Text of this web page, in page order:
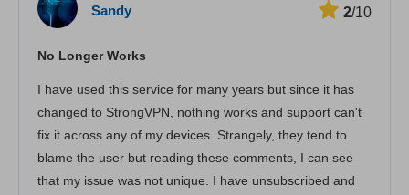
Підтримка клієнтів
Sandy 2/10
No Longer Works
I have used this service for many years but since it has
changed to StrongVPN, nothing works and support can't
fix it across any of my devices. Strangely, they tend to
blame the user but reading these comments, I can see
that my issue was not unique. I have unsubscribed and